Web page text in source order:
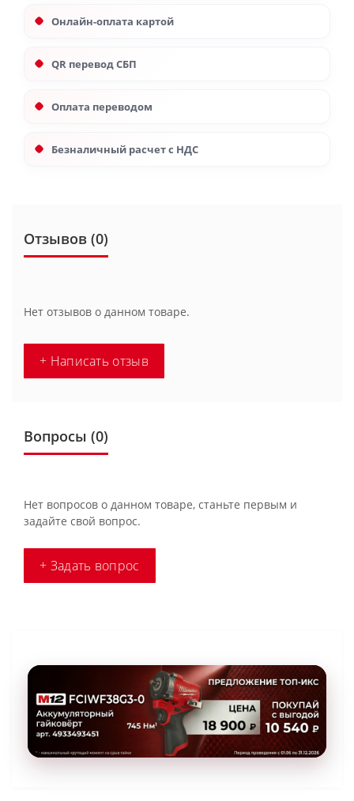
Онлайн-оплата картой
QR перевод СБП
Оплата переводом
Безналичный расчет с НДС
Отзывов (0)
Нет отзывов о данном товаре.
+ Написать отзыв
Вопросы (0)
Нет вопросов о данном товаре, станьте первым и
задайте свой вопрос.
+ Задать вопрос